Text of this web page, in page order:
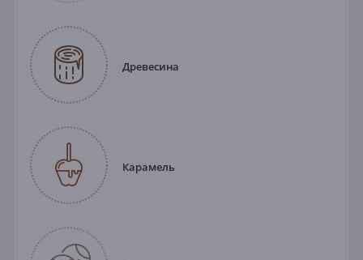
Древесина
Карамель